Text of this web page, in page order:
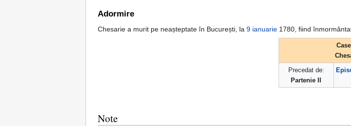
Adormire
Chesarie a murit pe neașteptate în București, la 9 ianuarie 1780, fiind
Precedat de:
Partenie II
Note